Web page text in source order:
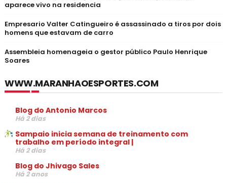
aparece vivo na residencia
Empresario Valter Catingueiro é assassinado a tiros por dois
homens que estavam de carro
Assembleia homenageia o gestor público Paulo Henrique
Soares
WWW.MARANHAOESPORTES.COM
Blog do Antonio Marcos
Há 2 dias
Sampaio inicia semana de treinamento com
trabalho em período integral |
Há 2 dias
Blog do Jhivago Sales
Há 2 anos